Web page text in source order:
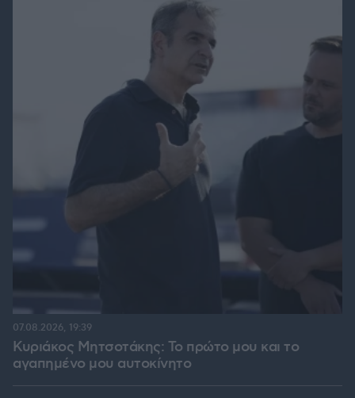
Κυριάκος Μητσοτάκης: Το πρώτο μου και το
αγαπημένο μου αυτοκίνητο
07.08.2026, 19:39